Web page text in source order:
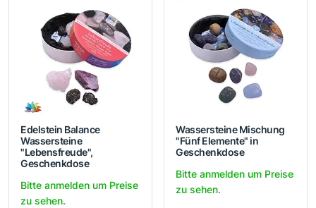
Edelstein Balance
Wassersteine
"Lebensfreude",
Geschenkdose
Bitte anmelden um Preise
zu sehen.
Wassersteine Mischung
"Fünf Elemente" in
Geschenkdose
Bitte anmelden um Preise
zu sehen.